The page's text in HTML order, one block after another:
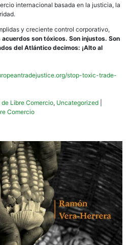
internacional basada en la justicia, la
y creciente control corporativo,
acuerdos son tóxicos. Son injustos. Son
del Atlántico decimos: ¡Alto al
stop-toxic-trade-
de Libre Comercio, Uncategorized
Comercio